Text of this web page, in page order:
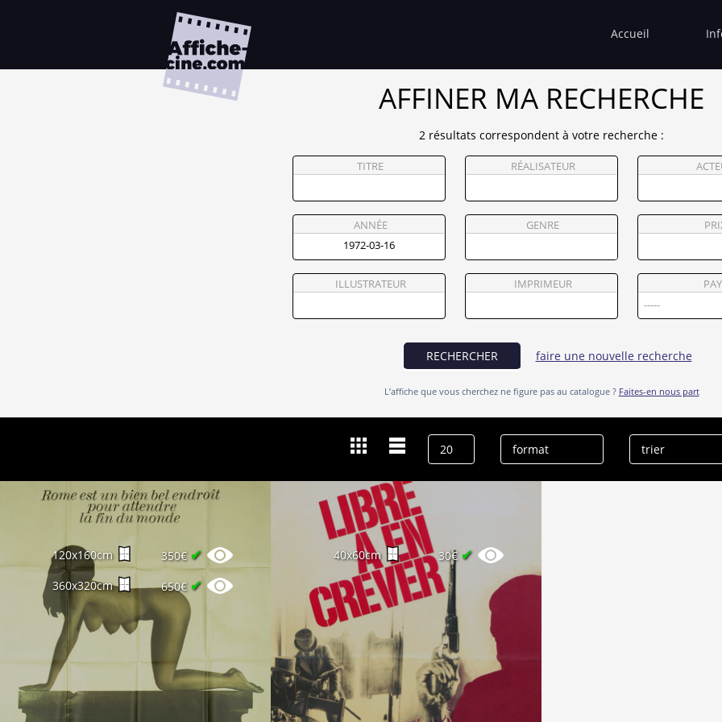
Accueil
AFFINER MA RECHERCHE
2 résultats correspondent à votre recherche :
TITRE RÉALISATEUR
ANNÉE GENRE
ILLUSTRATEUR IMPRIMEUR
RECHERCHER faire une nouvelle recherche
L’affiche que vous cherchez ne figure pas au catalogue ? Faites-en nous part
120x160cm 350€ ✔
360x320cm 650€ ✔
40x60cm 30€ ✔